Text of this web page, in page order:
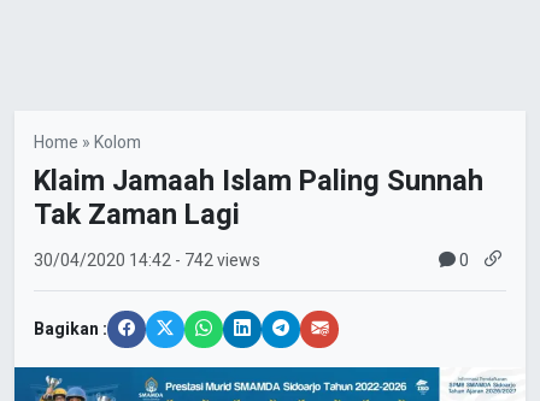
Home »Kolom
Klaim Jamaah Islam Paling Sunnah
Tak Zaman Lagi
30/04/2020 14:42- 742 views 0
Bagikan :